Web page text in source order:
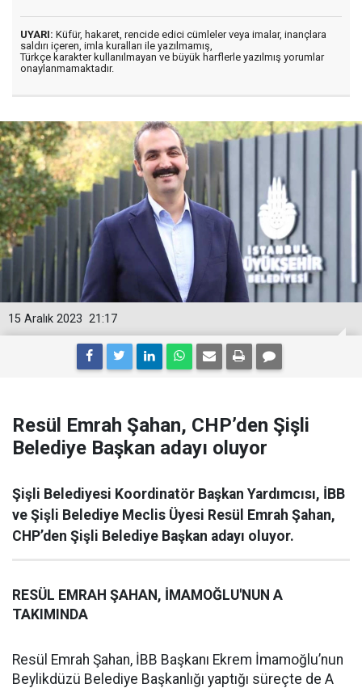
UYARI: Küfür, hakaret, rencide edici cümleler veya imalar, inançlara
saldırı içeren, imla kuralları ile yazılmamış,
Türkçe karakter kullanılmayan ve büyük harflerle yazılmış yorumlar
onaylanmamaktadır.
21:17
15 Aralık 2023
Resül Emrah Şahan, CHP’den Şişli
Belediye Başkan adayı oluyor
Şişli Belediyesi Koordinatör Başkan Yardımcısı, İBB
ve Şişli Belediye Meclis Üyesi Resül Emrah Şahan,
CHP’den Şişli Belediye Başkan adayı oluyor.
RESÜL EMRAH ŞAHAN, İMAMOĞLU'NUN A
TAKIMINDA
Resül Emrah Şahan, İBB Başkanı Ekrem İmamoğlu’nun
Beylikdüzü Belediye Başkanlığı yaptığı süreçte de A